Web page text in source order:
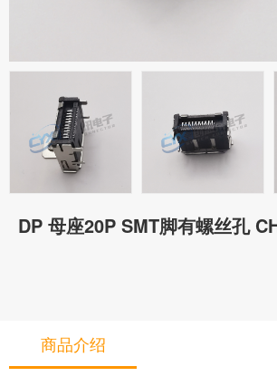
DP 母座20P SMT脚有螺丝孔
商品介绍